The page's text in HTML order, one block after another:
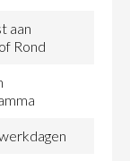
aan
Rond